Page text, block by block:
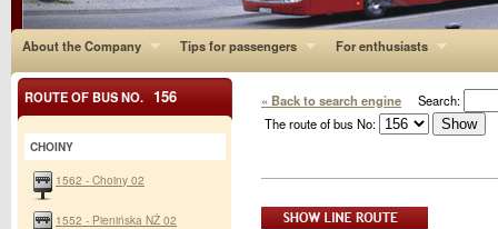
About the Company Tips for passengers For enthusiasts
« Back to search engine Search:
The route of bus No:
ROUTE OF BUS NO. 156
CHOINY
1562 - Choiny 02
1552 - Pienińska NŻ 02